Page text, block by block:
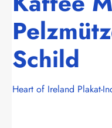
Schild
Heart of Ireland Plakat-